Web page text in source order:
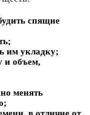
спящие
им укладку;
и объем,
менять